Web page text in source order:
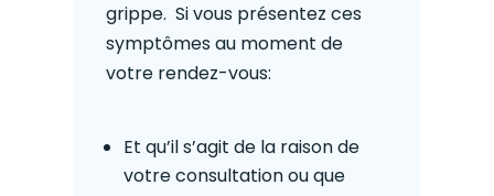
grippe. Si vous présentez ces
symptômes au moment de
votre rendez-vous:
Et qu’il s’agit de la raison de
votre consultation ou que